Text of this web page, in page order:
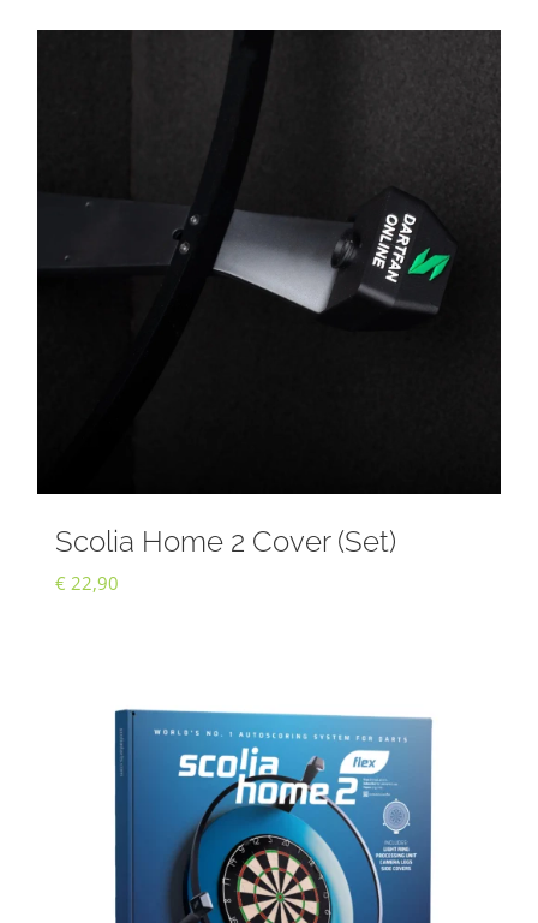
5
bis
€ 469,00
Scolia Home 2 Cover (Set)
€ 22,90